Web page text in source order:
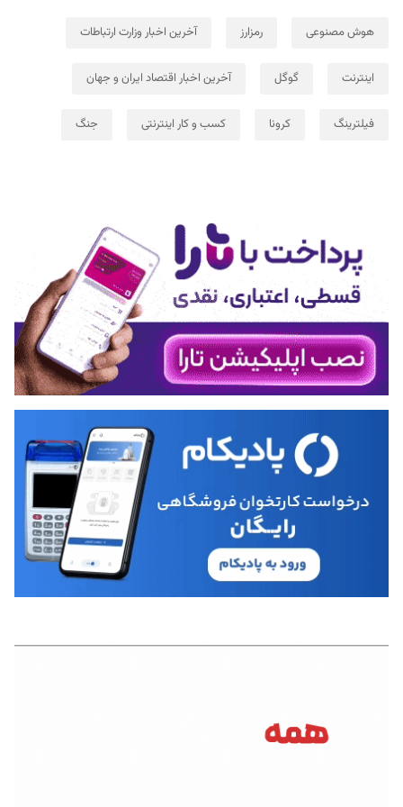
هوش مصنوعی رمزارز آخرین اخبار وزارت ارتباطات
اینترنت گوگل آخرین اخبار اقتصاد ایران و جهان
فیلترینگ کرونا کسب و کار اینترنتی جنگ